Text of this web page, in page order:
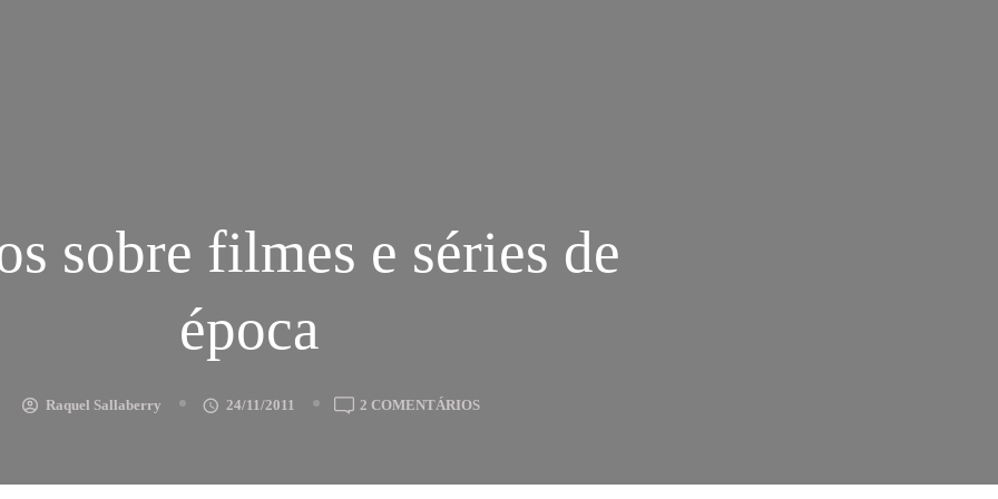
sobre filmes e séries de
época
Raquel Sallaberry 24/11/2011 2 COMENTÁRIOSEM
FILMES